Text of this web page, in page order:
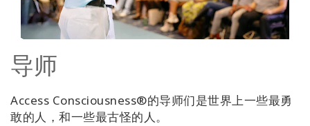
导师
Access Consciousness®的导师们是世界上一些最勇
敢的人，和一些最古怪的人。